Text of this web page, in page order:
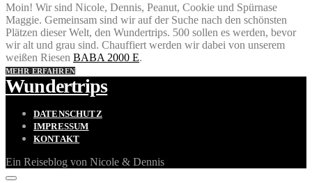
Moin! Wir sind Nicole, Dennis, Peanut, Cookie und Spürnase
Maggie. Gemeinsam sind wir auf der Suche nach den schönsten
Plätzen dieser Welt, den Wundertrips. 500 sollen es werden, bevor
wir alt und grau sind. Chauffiert werden wir dabei von unserem
weißen Riesen BABA 2000 E.
MEHR ERFAHREN
Wundertrips
DATENSCHUTZ
IMPRESSUM
KONTAKT
Ein Reiseblog von Nicole & Dennis